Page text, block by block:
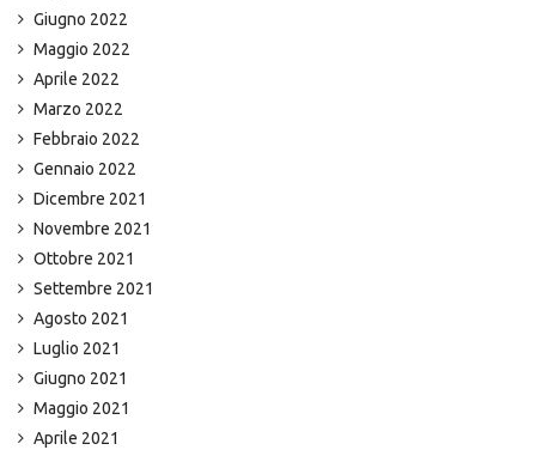
Giugno 2022
Maggio 2022
Aprile 2022
Marzo 2022
Febbraio 2022
Gennaio 2022
Dicembre 2021
Novembre 2021
Ottobre 2021
Settembre 2021
Agosto 2021
Luglio 2021
Giugno 2021
Maggio 2021
Aprile 2021